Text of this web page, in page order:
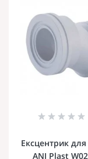
Ексцентрик для
ANI Plast